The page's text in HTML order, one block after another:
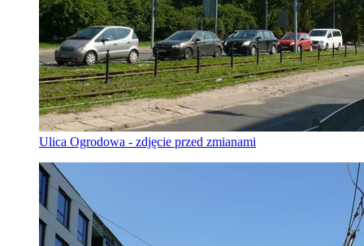
Ulica Ogrodowa - zdjęcie przed zmianami